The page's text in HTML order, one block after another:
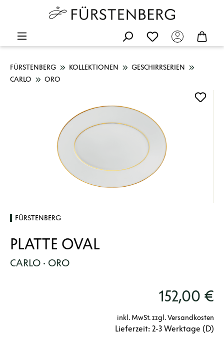
FÜRSTENBERG KOLLEKTIONEN
GESCHIRRSERIEN
CARLO
ORO
FÜRSTENBERG
PLATTE OVAL
CARLO · ORO
152,00 €
inkl. MwSt. zzgl. Versandkosten
Lieferzeit: 2-3 Werktage (D)